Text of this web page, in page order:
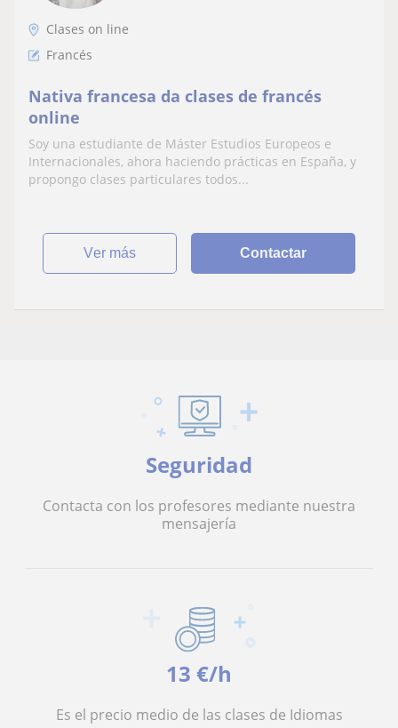
Clases on line
Francés
Nativa francesa da clases de francés
online
Soy una estudiante de Máster Estudios Europeos e
Internacionales, ahora haciendo prácticas en España, y
propongo clases particulares todos...
ver más Contactar
Seguridad
Contacta con los profesores mediante nuestra
mensajería
13 €/h
Es el precio medio de las clases de Idiomas